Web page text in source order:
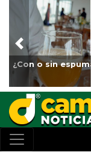
Previous